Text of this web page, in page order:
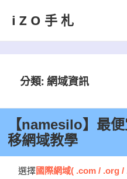
iZO手札
分類:網域資訊
【namesilo】最
移網域教學
選擇 國際網域( .com / .org